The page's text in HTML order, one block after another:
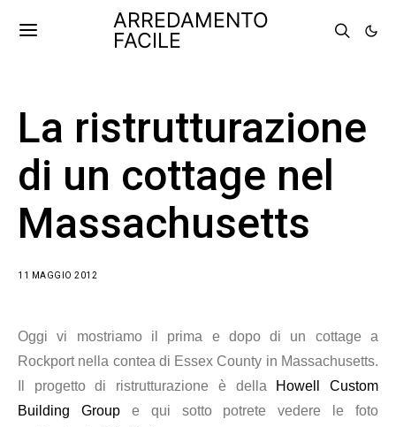
ARREDAMENTO
FACILE
La ristrutturazione
di un cottage nel
Massachusetts
11 MAGGIO 2012
Oggi vi mostriamo il prima e dopo di un cottage a
Rockport nella contea di Essex County in Massachusetts.
Il progetto di ristrutturazione è della
Howell Custom
Building Groupe qui sotto potrete vedere le foto